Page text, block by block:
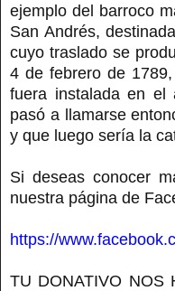
ejemplo del barroco
San Andrés,
cuyo traslado se
4 de febrero de
fuera instalada en el
pasó a llamarse
y que luego sería la
Si deseas conocer
nuestra página de
https://
TU DONATIVO NOS